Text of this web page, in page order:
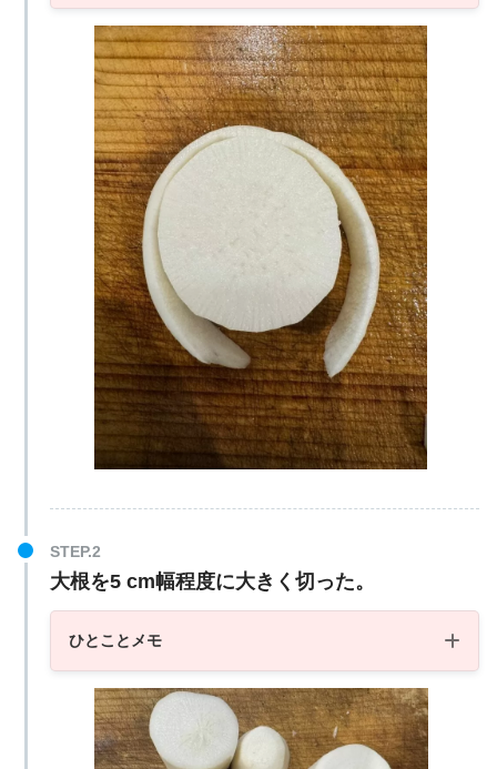
大根を5 cm幅程度に大きく切った。
ひとことメモ